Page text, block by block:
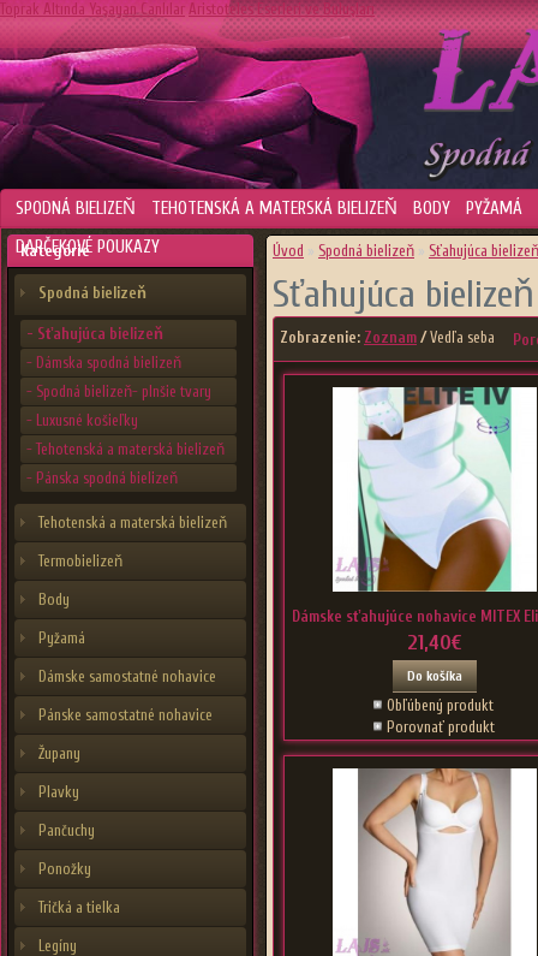
Toprak Altında Yaşayan Canlılar Aristoteles Eserleri ve Buluşları
SPODNÁ BIELIZEŇ TEHOTENSKÁ A MATERSKÁ BIELIZEŇ BODY
PYŽAMÁ
DARČEKOVÉ POUKAZY
Kategórie
Spodná bielizeň
- Sťahujúca bielizeň
- Dámska spodná bielizeň
- Spodná bielizeň- plnšie tvary
- Luxusné košieľky
- Tehotenská a materská bielizeň
- Pánska spodná bielizeň
Tehotenská a materská bielizeň
Termobielizeň
Body
Pyžamá
Dámske samostatné nohavice
Pánske samostatné nohavice
Župany
Plavky
Pančuchy
Ponožky
Tričká a tielka
Legíny
Úvod » Spodná bielizeň » Sťahujúca bielizeň
Sťahujúca bielizeň
Zobrazenie: Zoznam /Vedľa seba
Dámske sťahujúce nohavice MITEX
21,40€
Do košíka
Obľúbený produkt
Porovnať produkt